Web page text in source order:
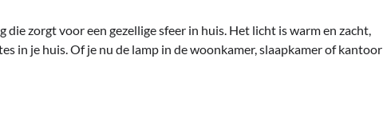
zorgt voor een gezellige sfeer in huis. Het licht is warm en zacht,
in je huis. Of je nu de lamp in de woonkamer, slaapkamer of kantoor